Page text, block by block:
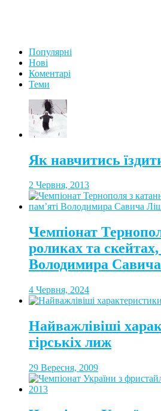
Популярні
Нові
Коментарі
Теми
Як навчитись
2 Червня, 2013
Чемпіонат
роликах та скейтах,
Володимира
4 Червня, 2024
Найважлівіші
гірськіх лиж
29 Вересня, 2009